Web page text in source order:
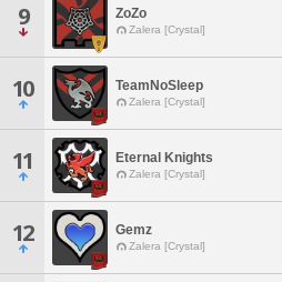
9 ZoZo
Zalera [Crystal]
10 TeamNoSleep
Zalera [Crystal]
11 Eternal Knights
Zalera [Crystal]
12 Gemz
Zalera [Crystal]